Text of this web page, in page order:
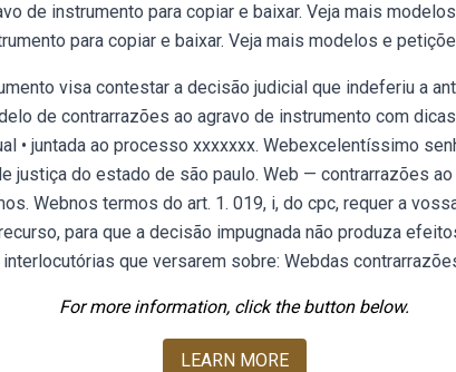
de instrumento para copiar e baixar. Veja mais
para copiar e baixar. Veja mais modelos e
visa contestar a decisão judicial que indeferiu a
de contrarrazões ao agravo de instrumento com
• juntada ao processo xxxxxxx. Webexcelentíssimo
justiça do estado de são paulo. Web — contrarrazões
Webnos termos do art. 1. 019, i, do cpc, requer a
para que a decisão impugnada não produza
que versarem sobre: Webdas
For more information, click the button below.
LEARN MORE